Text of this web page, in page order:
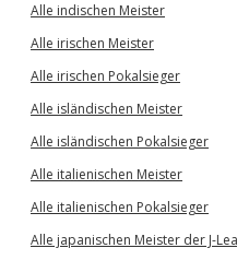
Alle indischen Meister
Alle irischen Meister
Alle irischen Pokalsieger
Alle isländischen Meister
Alle isländischen Pokalsieger
Alle italienischen Meister
Alle italienischen Pokalsieger
Alle japanischen Meister der J-